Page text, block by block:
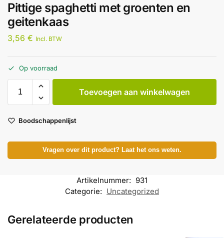
Pittige spaghetti met groenten en
geitenkaas
3,56 € Incl. BTW
Op voorraad
Toevoegen aan winkelwagen
Boodschappenlijst
Vragen over dit product? Laat het ons weten.
Artikelnummer: 931
Categorie: Uncategorized
Gerelateerde producten